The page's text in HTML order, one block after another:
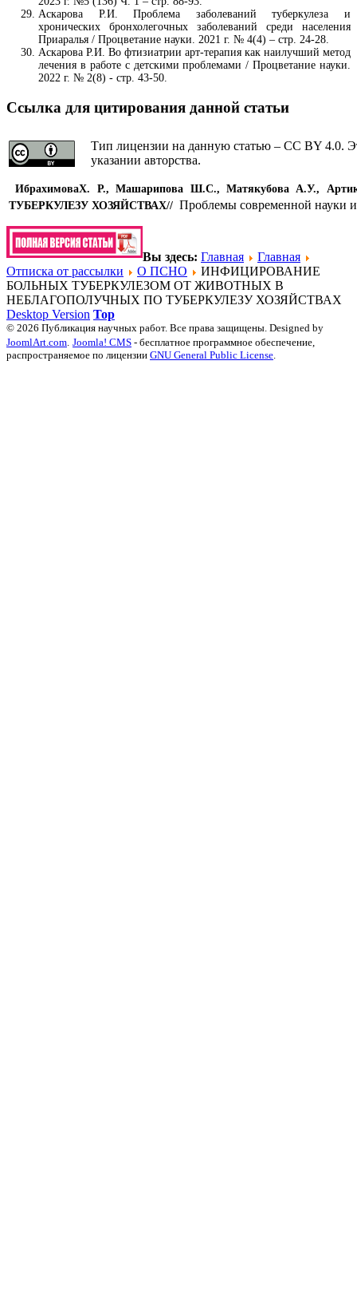
Аскарова Р.И. Проблема заболеваний туберкулеза и
хронических бронхолегочных заболеваний среди населения
Приаралья / Процветание науки. 2021 г. № 4(4) – стр. 24-28.
Аскарова Р.И. Во фтизиатрии арт-терапия как наилучший метод
лечения в работе с детскими проблемами / Процветание науки.
2022 г. № 2(8) - стр. 43-50.
Ссылка для цитирования данной статьи
Тип лицензии на данную статью – CC BY 4.0.
указании авторства.
ИбрахимоваХ. Р., Машарипова Ш.С., Матякубова А.У.,
ТУБЕРКУЛЕЗУ ХОЗЯЙСТВАХ// Проблемы современной науки
Вы здесь: Главная
Главная
Отписка от рассылки
О ПСНО
ИНФИЦИРОВАНИЕ
БОЛЬНЫХ ТУБЕРКУЛЕЗОМ ОТ ЖИВОТНЫХ В
НЕБЛАГОПОЛУЧНЫХ ПО ТУБЕРКУЛЕЗУ ХОЗЯЙСТВАХ
Desktop Version Top
© 2026 Публикация научных работ. Все права защищены. Designed by
JoomlArt.com Joomla! CMS - бесплатное программное обеспечение,
распространяемое по лицензии GNU General Public License